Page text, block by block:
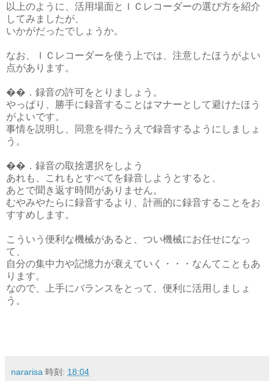
以上のように、活用場面とＩＣレコーダーの選び方を紹介
してみましたが、
いかがだったでしょうか。
なお、ＩＣレコーダーを使う上では、注意したほうがよい
点があります。
��．録音の許可をとりましょう。
やっぱり、勝手に録音することはマナーとして避けたほう
がよいです。
事情を説明し、同意を得たうえで録音するようにしましょ
う。
��．録音の取捨選択をしよう
あれも、これもとすべてを録音しようとすると、
あとで聞き返す時間がありません。
むやみやたらに録音するより、計画的に録音することをお
すすめします。
こういう便利な機械があると、つい機械にお任せになっ
て、
自分の集中力や記憶力が衰えていく・・・なんてこともあ
ります。
なので、上手にバランスをとって、便利に活用しましょ
う。
nararisa 時刻: 18:04